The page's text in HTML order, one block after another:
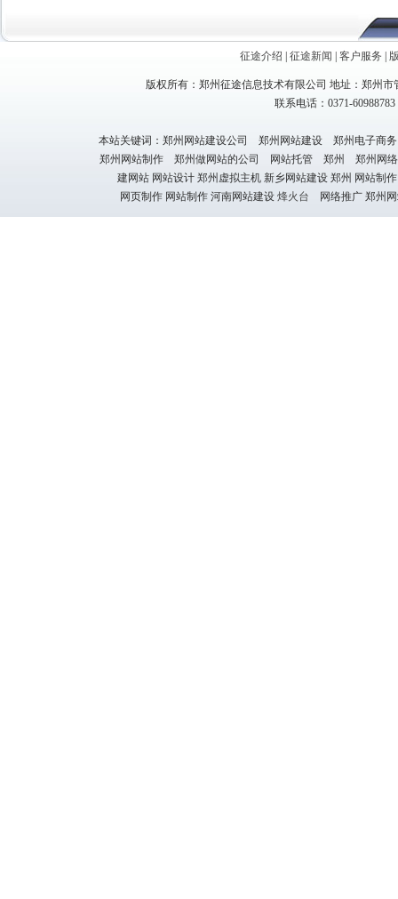
征途介绍 征途新闻 客户服务
版权所有：郑州征途信息技术有限公司 地址：郑州
联系电话：0371-
本站关键词：郑州网站建设公司 郑州网站建设 郑州电子
郑州网站制作 郑州做网站的公司 网站托管 郑州 郑州网
建网站 网站设计 郑州虚拟主机 新乡网站建设 郑州 网站制
网页制作 网站制作 河南网站建设 烽火台 网络推广 郑州